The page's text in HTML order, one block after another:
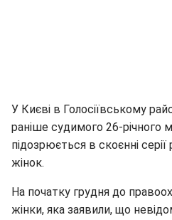
У Києві в Голосіївському
раніше судимого 26-річного
підозрюється в скоєнні серії
жінок.
На початку грудня до
жінки, яка заявили, що